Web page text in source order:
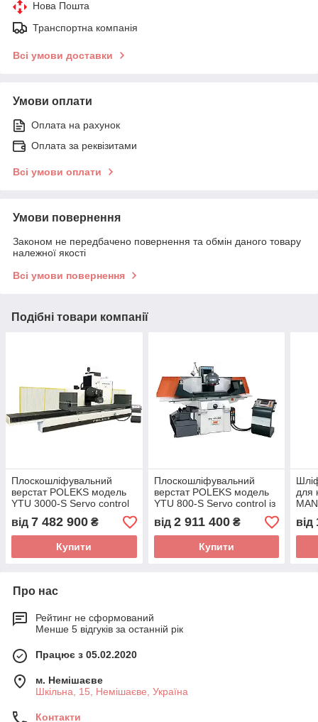
Нова Пошта
Транспортна компанія
Всі умови доставки
Умови оплати
Оплата на рахунок
Оплата за реквізитами
Всі умови оплати
Умови повернення
Законом не передбачено повернення та обмін даного товару
належної якості
Всі умови повернення
Подібні товари компанії
Плоскошліфувальний
верстат POLEKS модель
YTU 3000-S Servo control
із програмним керуванням
(Туреччина)
від 7 482 900 ₴
Купити
Плоскошліфувальний
верстат POLEKS модель
YTU 800-S Servo control із
програмним керуванням
(Туреччина)
від 2 911 400₴
Купити
для
від
Про нас
Рейтинг не сформований
Менше 5 відгуків за останній рік
Працює з 05.02.2020
м. Немішаєве
Шкільна, 15, Немішаєве, Україна
Контакти